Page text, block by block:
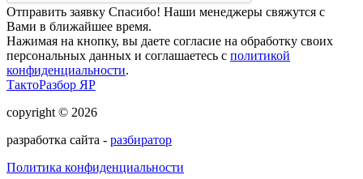
Отправить заявку Спасибо! Наши менеджеры свяжутся с
Вами в ближайшее время.
Нажимая на кнопку, вы даете согласие на обработку своих
персональных данных и соглашаетесь с политикой
конфиденциальности.
ТактоРазбор ЯР
copyright © 2026
разработка сайта - разбиратор
Политика конфиденциальности